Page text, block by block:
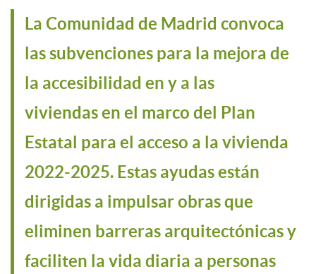
La Comunidad de Madrid convoca
las subvenciones para la mejora de
la accesibilidad en y a las
viviendas en el marco del Plan
Estatal para el acceso a la vivienda
2022-2025. Estas ayudas están
dirigidas a impulsar obras que
eliminen barreras arquitectónicas y
faciliten la vida diaria a personas